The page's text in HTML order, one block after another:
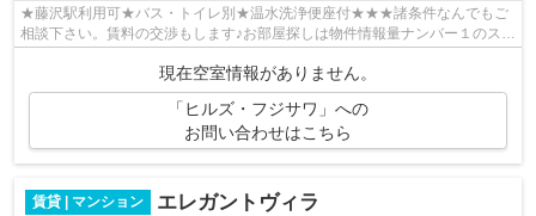
★藤沢駅利用可★バス・トイレ別★温水洗浄便座付★★★諸条件なんでもご
相談下さい。賃料の交渉もします♪お部屋探しは物件情報量ナンバー１のスマ
現在空室情報がありません。
「ヒルズ・フジサワ」への
お問い合わせはこちら
賃貸 | マンション エレガントヴィラ